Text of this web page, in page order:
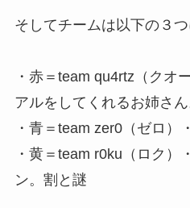
そしてチームは以下の３
・赤＝team qu4rtz（クオ
アルをしてくれるお姉さん
・青＝team zer0（ゼロ）
・黄＝team r0ku（ロク）
ン。割と謎